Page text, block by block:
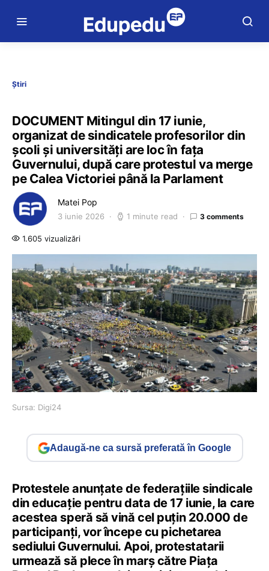
Știri
DOCUMENT Mitingul din 17 iunie,
organizat de sindicatele profesorilor din
școli și universități are loc în fața
Guvernului, după care protestul va merge
pe Calea Victoriei până la Parlament
Matei Pop
3 iunie 2026 1 minute read 3 comments
1.605 vizualizări
Sursa: Digi24
Adaugă-ne ca sursă preferată în Google
Protestele anunțate de federațiile sindicale
din educație pentru data de 17 iunie, la care
acestea speră să vină cel puțin 20.000 de
participanți, vor începe cu pichetarea
sediului Guvernului. Apoi, protestatarii
urmează să plece în marș către Piața